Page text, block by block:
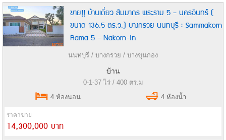
ขาย!! บ้านเดี่ยว สัมมากร พระราม 5 – นครอินทร์ (
ขนาด 136.5 ตร.ว.) บางกรวย นนทบุรี : Sammakorn
Rama 5 – Nakorn-In
นนทบุรี / บางกรวย / บางขุนกอง
บ้าน
0-1-37 ไร่ / 400 ตร.ม
4 ห้องนอน
4 ห้องน้ำ
ราคาขาย
14,300,000 บาท